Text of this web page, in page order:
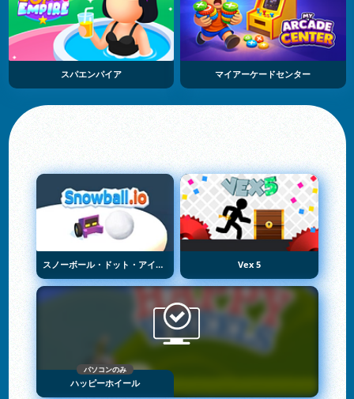
スパエンパイア マイアーケードセンター
スノーボール・ドット・アイオー Vex 5
パソコンのみ
ハッピーホイール